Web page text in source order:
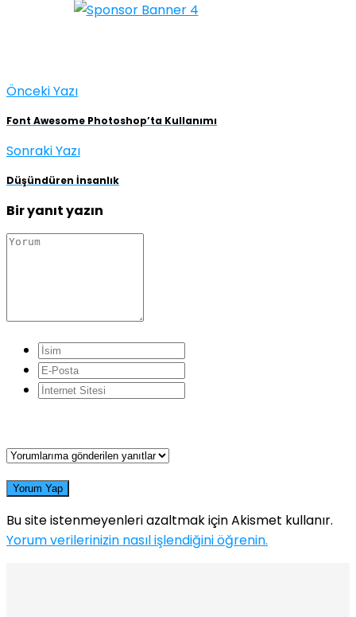
Önceki Yazı
Font Awesome Photoshop’ta Kullanımı
Sonraki Yazı
Düşündüren İnsanlık
Bir yanıt yazın
Yorum Yap
Bu site istenmeyenleri azaltmak için Akismet kullanır.
Yorum verilerinizin nasıl işlendiğini öğrenin.